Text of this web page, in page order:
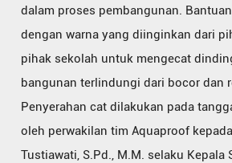
dalam proses pembangunan.
dengan warna yang diinginkan dari
pihak sekolah untuk mengecat
bangunan terlindungi dari bocor dan
Penyerahan cat dilakukan pada
oleh perwakilan tim Aquaproof
Tustiawati, S.Pd., M.M. selaku Kepala